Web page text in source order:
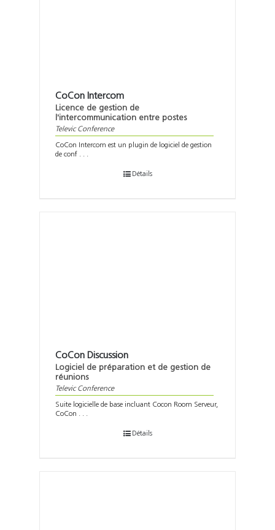
CoCon Intercom
Licence de gestion de
l'intercommunication entre postes
Televic Conference
CoCon Intercom est un plugin de logiciel de gestion
de conf . . .
Détails
CoCon Discussion
Logiciel de préparation et de gestion de
réunions
Televic Conference
Suite logicielle de base incluant Cocon Room Serveur,
CoCon . . .
Détails